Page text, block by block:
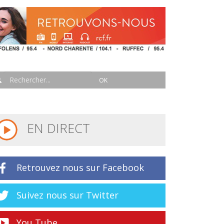
EN DIRECT
Retrouvez nous sur Facebook
Suivez nous sur Twitter